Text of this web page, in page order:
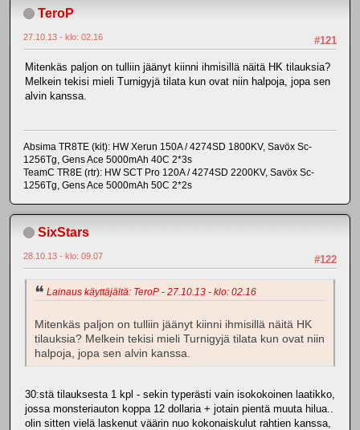
TeroP
#121
27.10.13 - klo: 02.16
Mitenkäs paljon on tulliin jäänyt kiinni ihmisillä näitä HK tilauksia?
Melkein tekisi mieli Turnigyjä tilata kun ovat niin halpoja, jopa sen
alvin kanssa.
Absima TR8TE (kit): HW Xerun 150A / 4274SD 1800KV, Savöx Sc-
1256Tg, Gens Ace 5000mAh 40C 2*3s
TeamC TR8E (rtr): HW SCT Pro 120A / 4274SD 2200KV, Savöx Sc-
1256Tg, Gens Ace 5000mAh 50C 2*2s
SixStars
#122
28.10.13 - klo: 09.07
Lainaus käyttäjältä: TeroP - 27.10.13 - klo: 02.16
Mitenkäs paljon on tulliin jäänyt kiinni ihmisillä näitä HK
tilauksia? Melkein tekisi mieli Turnigyjä tilata kun ovat niin
halpoja, jopa sen alvin kanssa.
30:stä tilauksesta 1 kpl - sekin typerästi vain isokokoinen laatikko,
jossa monsteriauton koppa 12 dollaria + jotain pientä muuta hilua..
olin sitten vielä laskenut väärin nuo kokonaiskulut rahtien kanssa,